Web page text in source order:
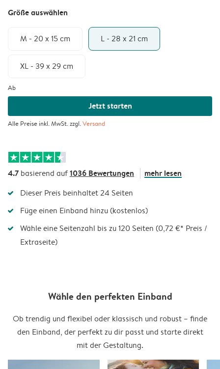
Größe auswählen
M - 20 x 15 cm L - 28 x 21 cm
XL - 39 x 29 cm
Ab
Jetzt starten
Alle Preise inkl. MwSt. zzgl.Versand
4.7 basierend auf1036 Bewertungen mehr lesen
Dieser Preis beinhaltet 24 Seiten
Füge einen Einband hinzu (kostenlos)
Wähle eine Seitenzahl bis zu 120 Seiten (0,72 €* Preis /
Extraseite)
Wähle den perfekten Einband
Ob trendig und flexibel oder klassisch und robust – finde
den Einband, der perfekt zu dir passt und starte direkt
mit der Gestaltung.